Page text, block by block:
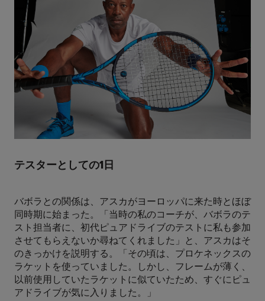
テスターとしての1日
バボラとの関係は、アスカがヨーロッパに来た時とほぼ
同時期に始まった。「当時の私のコーチが、バボラのテ
スト担当者に、初代ピュアドライブのテストに私も参加
させてもらえないか尋ねてくれました」と、アスカはそ
のきっかけを説明する。「その頃は、プロケネックスの
ラケットを使っていました。しかし、フレームが薄く、
以前使用していたラケットに似ていたため、すぐにピュ
アドライブが気に入りました。」